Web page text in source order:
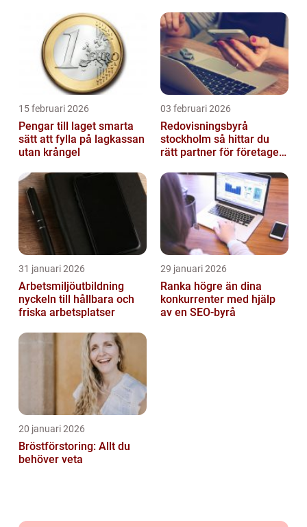
15 februari 2026
Pengar till laget smarta
sätt att fylla på lagkassan
utan krångel
03 februari 2026
Redovisningsbyrå
stockholm så hittar du
rätt partner för företagets
31 januari 2026
Arbetsmiljöutbildning
nyckeln till hållbara och
friska arbetsplatser
29 januari 2026
Ranka högre än dina
konkurrenter med hjälp
av en SEO-byrå
20 januari 2026
Bröstförstoring: Allt du
behöver veta